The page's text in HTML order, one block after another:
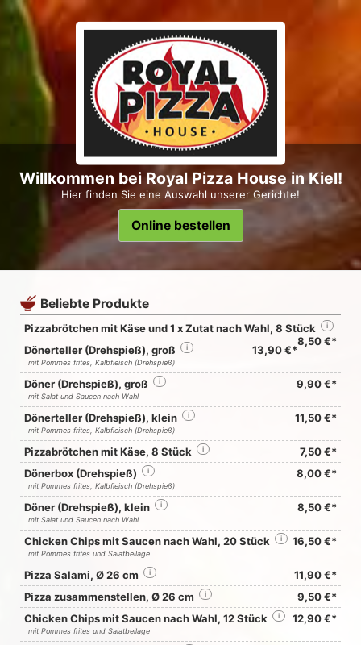
Willkommen bei Royal Pizza House in Kiel!
Hier finden Sie eine Auswahl unserer Gerichte!
Online bestellen
Beliebte Produkte
Pizzabrötchen mit Käse und 1 x Zutat nach Wahl, 8 Stück i
8,50 €*
Dönerteller (Drehspieß), groß i 13,90 €*
mit Pommes frites, Kalbfleisch (Drehspieß)
Döner (Drehspieß), groß i 9,90 €*
mit Salat und Saucen nach Wahl
Dönerteller (Drehspieß), klein i 11,50 €*
mit Pommes frites, Kalbfleisch (Drehspieß)
Pizzabrötchen mit Käse, 8 Stück i
7,50 €*
Dönerbox (Drehspieß)
i 8,00 €*
mit Pommes frites, Kalbfleisch (Drehspieß)
Döner (Drehspieß), klein i 8,50 €*
mit Salat und Saucen nach Wahl
Chicken Chips mit Saucen nach Wahl, 20 Stück i 16,50 €*
mit Pommes frites und Salatbeilage
Pizza Salami, Ø 26 cm i
11,90 €*
Pizza zusammenstellen, Ø 26 cm
i
9,50 €*
Chicken Chips mit Saucen nach Wahl, 12 Stück
i 12,90 €*
mit Pommes frites und Salatbeilage